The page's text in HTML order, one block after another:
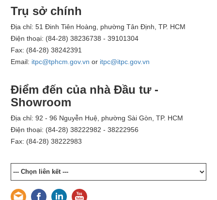
Trụ sở chính
Địa chỉ: 51 Đinh Tiên Hoàng, phường Tân Định, TP. HCM
Điện thoại: (84-28) 38236738 - 39101304
Fax: (84-28) 38242391
Email: itpc@tphcm.gov.vn or itpc@itpc.gov.vn
Điểm đến của nhà Đầu tư -
Showroom
Địa chỉ: 92 - 96 Nguyễn Huệ, phường Sài Gòn, TP. HCM
Điện thoại: (84-28) 38222982 - 38222956
Fax: (84-28) 38222983